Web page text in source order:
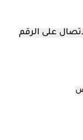
على الرقم